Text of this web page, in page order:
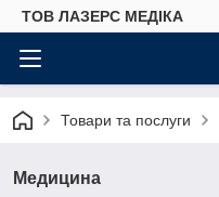
ТОВ ЛАЗЕРС МЕДІКА
Товари та послуги
Медицина